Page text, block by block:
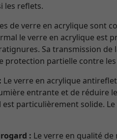
les reflets.
de verre en acrylique sont
le verre en acrylique est
Sa transmission
protection partielle contre
Le verre en acrylique
entrante et de réduire
particulièrement solide.
: Le verre en qualité